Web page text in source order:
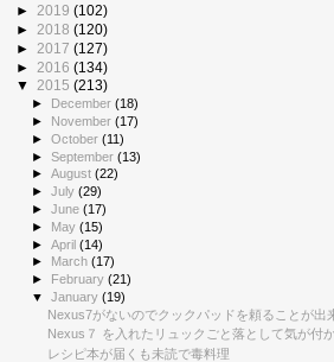
► 2019 (102)
► 2018 (120)
► 2017 (127)
► 2016 (134)
▼ 2015 (213)
► December(18)
► November(17)
►October(11)
►September(13)
►August(22)
►July(29)
►June(17)
► May(15)
►April(14)
►
March(17)
► February(21)
▼January(19)
Nexus7がないのでクックパッドを頼ることが出
Nexus７ を入れたリュックごと落として気が付
レシピ本が届くも未読で毒料理